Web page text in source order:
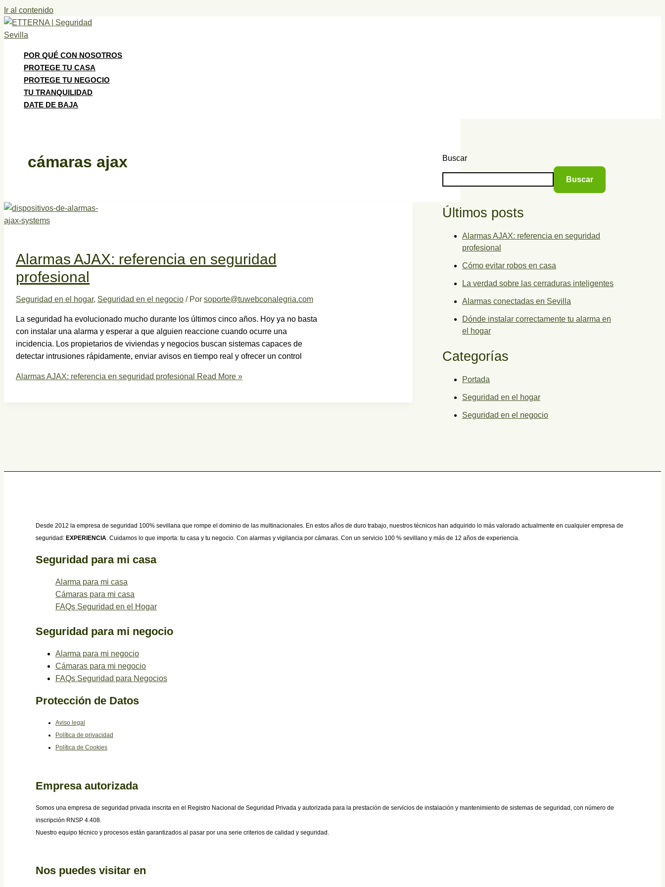
Ir al contenido
POR QUÉ CON NOSOTROS
PROTEGE TU CASA
PROTEGE TU NEGOCIO
TU TRANQUILIDAD
DATE DE BAJA
cámaras ajax
Alarmas AJAX: referencia en seguridad
profesional
Seguridad en el hogar, Seguridad en el negocio / Por soporte@tuwebconalegria.com
La seguridad ha evolucionado mucho durante los últimos cinco años. Hoy ya no basta
con instalar una alarma y esperar a que alguien reaccione cuando ocurre una
incidencia. Los propietarios de viviendas y negocios buscan sistemas capaces de
detectar intrusiones rápidamente, enviar avisos en tiempo real y ofrecer un control
Alarmas AJAX: referencia en seguridad profesional Read More »
Buscar
Buscar
Últimos posts
Alarmas AJAX: referencia en seguridad
profesional
Cómo evitar robos en casa
La verdad sobre las cerraduras inteligentes
Alarmas conectadas en Sevilla
Dónde instalar correctamente tu alarma en
el hogar
Categorías
Portada
Seguridad en el hogar
Seguridad en el negocio
Desde 2012 la empresa de seguridad 100% sevillana que rompe el dominio de las multinacionales. En estos años de duro trabajo, nuestros técnicos han adquirido lo más valorado actualmente en cualquier empresa de
seguridad: EXPERIENCIA. Cuidamos lo que importa: tu casa y tu negocio. Con alarmas y vigilancia por cámaras. Con un servicio 100 % sevillano y más de 12 años de experiencia.
Seguridad para mi casa
Alarma para mi casa
Cámaras para mi casa
FAQs Seguridad en el Hogar
Seguridad para mi negocio
Alarma para mi negocio
Cámaras para mi negocio
FAQs Seguridad para Negocios
Protección de Datos
Aviso legal
Política de privacidad
Política de Cookies
Empresa autorizada
Somos una empresa de seguridad privada inscrita en el Registro Nacional de Seguridad Privada y autorizada para la prestación de servicios de instalación y mantenimiento de sistemas de seguridad, con número de
inscripción RNSP 4.408.
Nuestro equipo técnico y procesos están garantizados al pasar por una serie criterios de calidad y seguridad.
Nos puedes visitar en